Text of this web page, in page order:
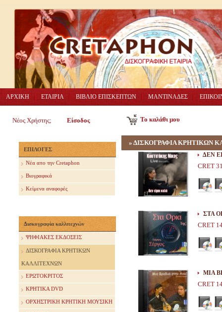
ΑΡΧΙΚΗ ΕΤΑΙΡΙΑ ΒΙΒΛΙΟ ΕΠΙΣΚΕΠΤΩΝ ΜΑΝΤΙΝΑΔΕΣ
Νέος Χρήστης; Είσοδος Το καλάθι μου
ΕΠΙΛΟΓΕΣ
Nέα απο την Cretaphon
Βιογραφικά
Κείμενα αναφορές
Δισκογραφία καλλιτεχνών
ΨΗΦΙΑΚΕΣ ΕΚΔΟΣΕΙΣ
ΔΙΣΚΟΓΡΑΦΙΑ ΚΡΗΤΙΚΩΝ
ΚΑΛΛΙΤΕΧΝΩΝ
ΕΡΩΤΟΚΡΙΤΟΣ
ΚΡΗΤΙΚΑ DVD
ΟΡΧΗΣΤΡΙΚΗ ΚΡΗΤΙΚΗ ΜΟΥΣΙΚΗ
» ΔΙΣΚΟΓΡΑΦΙΑ ΚΡΗΤΙΚΩΝ
ΔΕΝ
CRET
ΣΤΑ
CRET
ΜΙΑ
CRET